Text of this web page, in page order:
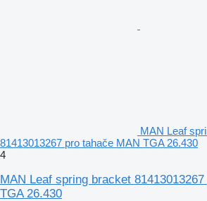
MAN Leaf
81413013267 pro tahače MAN TGA 26.430
4
MAN Leaf spring bracket
TGA 26.430